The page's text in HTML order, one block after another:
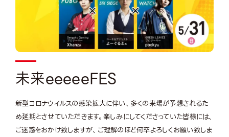
未来eeeeeFES
新型コロナウイルスの感染拡大に伴い、多くの来場が予想されるた
め延期とさせていただきます。楽しみにしてくださっていた皆様には、
ご迷惑をおかけ致しますが、ご理解のほど何卒よろしくお願い致しま